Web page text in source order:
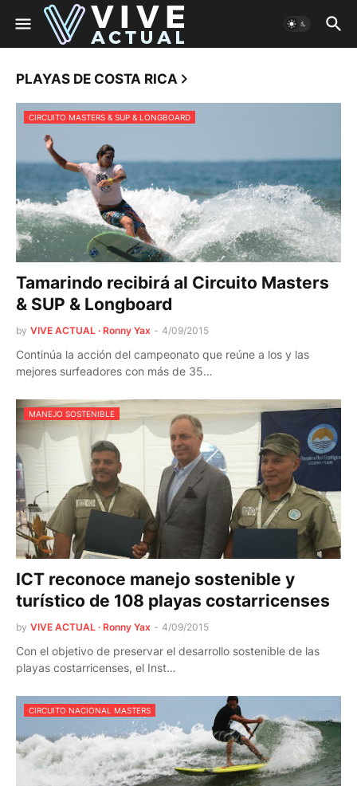
PLAYAS DE COSTA RICA
CIRCUITO MASTERS & SUP & LONGBOARD
Tamarindo recibirá al Circuito Masters
& SUP & Longboard
by VIVE ACTUAL · Ronny Yax - 4/09/2015
Continúa la acción del campeonato que reúne a los y las
mejores surfeadores con más de 35…
MANEJO SOSTENIBLE
ICT reconoce manejo sostenible y
turístico de 108 playas costarricenses
by VIVE ACTUAL · Ronny Yax - 4/09/2015
Con el objetivo de preservar el desarrollo sostenible de las
playas costarricenses, el Inst…
CIRCUITO NACIONAL MASTERS